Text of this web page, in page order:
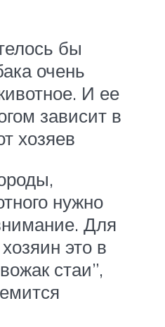
бы
очень
И ее
зависит в
хозяев
нужно
Для
это в
стаи”,